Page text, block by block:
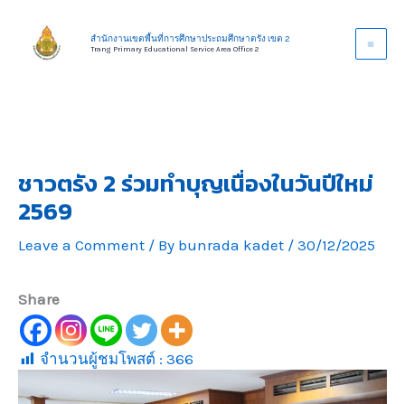
content
สำนักงานเขตพื้นที่การศึกษาประถมศึกษาตรัง เขต 2
Trang Primary Educational Service Area Office 2
ชาวตรัง 2 ร่วมทำบุญเนื่องในวันปีใหม่
2569
Leave a Comment / By bunrada kadet / 30/12/2025
Share
จำนวนผู้ชมโพสต์ : 366